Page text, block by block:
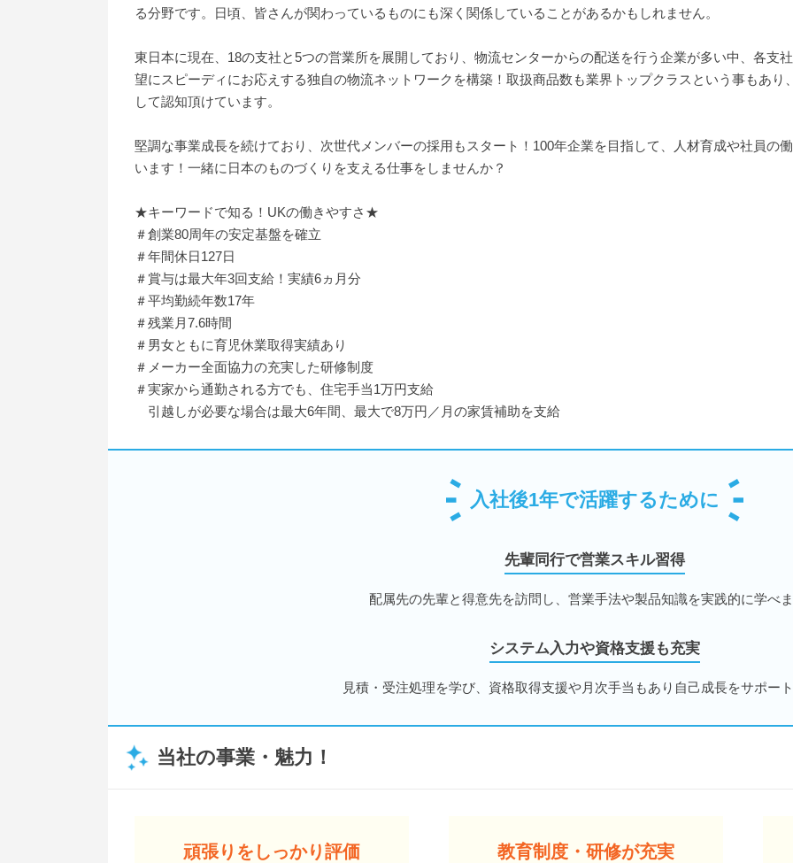
る分野です。日頃、皆さんが関わっているものにも深く関係していることがあるかもしれません。
東日本に現在、18の支社と5つの営業所を展開しており、物流センターからの配送を行う企業が多い中、各支
望にスピーディにお応えする独自の物流ネットワークを構築！取扱商品数も業界トップクラスという事もあり
して認知頂けています。
堅調な事業成長を続けており、次世代メンバーの採用もスタート！100年企業を目指して、人材育成や社員の
います！一緒に日本のものづくりを支える仕事をしませんか？
★キーワードで知る！UKの働きやすさ★
＃創業80周年の安定基盤を確立
＃年間休日127日
＃賞与は最大年3回支給！実績6ヵ月分
＃平均勤続年数17年
＃残業月7.6時間
＃男女ともに育児休業取得実績あり
＃メーカー全面協力の充実した研修制度
＃実家から通勤される方でも、住宅手当1万円支給
引越しが必要な場合は最大6年間、最大で8万円／月の家賃補助を支給
入社後1年で活躍するために
先輩同行で営業スキル習得
配属先の先輩と得意先を訪問し、営業手法や製品知識を実践的に学べま
システム入力や資格支援も充実
見積・受注処理を学び、資格取得支援や月次手当もあり自己成長をサポート
当社の事業・魅力！
頑張りをしっかり評価 教育制度・研修が充実